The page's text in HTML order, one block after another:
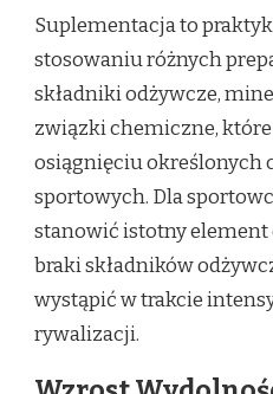
Suplementacja to
stosowaniu różnych
składniki odżywcze,
związki chemiczne,
osiągnięciu określonych
sportowych. Dla
stanowić istotny element
braki składników
wystąpić w trakcie
rywalizacji.